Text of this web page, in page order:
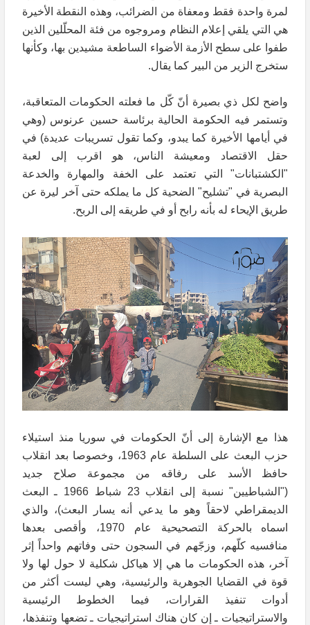
لمرة واحدة فقط ومعفاة من الضرائب، وهذه النقطة الأخيرة
هي التي يلقي إعلام النظام ومروجوه من فئة المحلّلين الذين
طفوا على سطح الأزمة الأضواء الساطعة مشيدين بها، وكأنها
ستخرج الزير من البير كما يقال.
واضح لكل ذي بصيرة أنّ كّل ما فعلته الحكومات المتعاقبة،
وتستمر فيه الحكومة الحالية برئاسة حسين عرنوس (وهي
في أيامها الأخيرة كما يبدو، وكما تقول تسريبات عديدة) في
حقل الاقتصاد ومعيشة الناس، هو اقرب إلى لعبة
"الكشتبانات" التي تعتمد على الخفة والمهارة والخدعة
البصرية في "تشليح" الضحية كل ما يملكه حتى آخر ليرة عن
طريق الإيحاء له بأنه رابح أو في طريقه إلى الربح.
هذا مع الإشارة إلى أنّ الحكومات في سوريا منذ استيلاء
حزب البعث على السلطة عام 1963، وخصوصا بعد انقلاب
حافظ الأسد على رفاقه من مجموعة صلاح جديد
("الشباطيين" نسبة إلى انقلاب 23 شباط 1966 ـ البعث
الديمقراطي لاحقاً وهو ما يدعي أنه يسار البعث)، والذي
اسماه بالحركة التصحيحية عام 1970، وأقصى بعدها
منافسيه كلّهم، وزجّهم في السجون حتى وفاتهم واحداً إثر
آخر، هذه الحكومات ما هي إلا هياكل شكلية لا حول لها ولا
قوة في القضايا الجوهرية والرئيسية، وهي ليست أكثر من
أدوات تنفيذ القرارات، فيما الخطوط الرئيسية
والاستراتيجيات ـ إن كان هناك استراتيجيات ـ تضعها وتنفذها،